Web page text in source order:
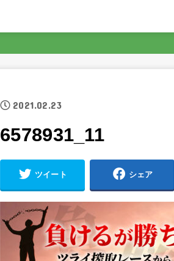
2021.02.23
6578931_11
ツイート シェア